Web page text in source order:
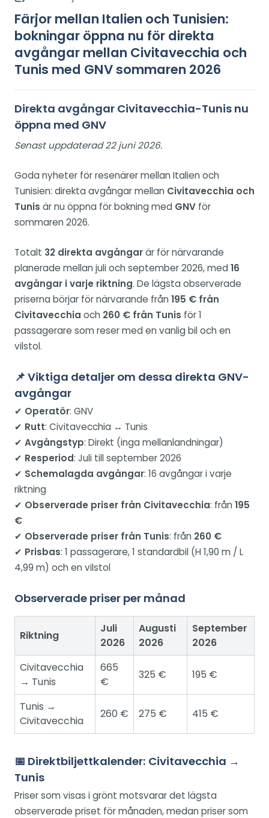
Färjor mellan Italien och Tunisien:
bokningar öppna nu för direkta
avgångar mellan Civitavecchia och
Tunis med GNV sommaren 2026
Direkta avgångar Civitavecchia-Tunis nu
öppna med GNV
Senast uppdaterad 22 juni 2026.
Goda nyheter för resenärer mellan Italien och
Tunisien: direkta avgångar mellan Civitavecchia och
Tunis är nu öppna för bokning med GNV för
sommaren 2026.
Totalt 32 direkta avgångarär för närvarande
planerade mellan juli och september 2026, med 16
avgångar i varje riktning. De lägsta observerade
priserna börjar för närvarande från 195 € från
Civitavecchia och 260 € från Tunis för 1
passagerare som reser med en vanlig bil och en
vilstol.
📌 Viktiga detaljer om dessa direkta GNV-
avgångar
✔ Operatör: GNV
✔ Rutt: Civitavecchia ↔ Tunis
✔ Avgångstyp: Direkt (inga mellanlandningar)
✔ Resperiod: Juli till september 2026
✔ Schemalagda avgångar: 16 avgångar i varje
riktning
✔ Observerade priser från Civitavecchia: från 195
€
✔ Observerade priser från Tunis: från 260 €
✔ Prisbas: 1 passagerare, 1 standardbil (H 1,90 m / L
4,99 m) och en vilstol
Observerade priser per månad
Riktning
Juli
2026
Augusti
2026
September
2026
Civitavecchia
→ Tunis
665
€
325 € 195 €
Tunis →
Civitavecchia
260 € 275 € 415 €
📅 Direktbiljettkalender: Civitavecchia →
Tunis
Priser som visas i grönt motsvarar det lägsta
observerade priset för månaden, medan priser som